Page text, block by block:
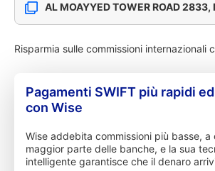
AL MOAYYED TOWER ROAD
Risparmia sulle commissioni internazionali
Pagamenti SWIFT più rapidi
con Wise
Wise addebita commissioni più basse, a
maggior parte delle banche, e la sua
intelligente garantisce che il denaro